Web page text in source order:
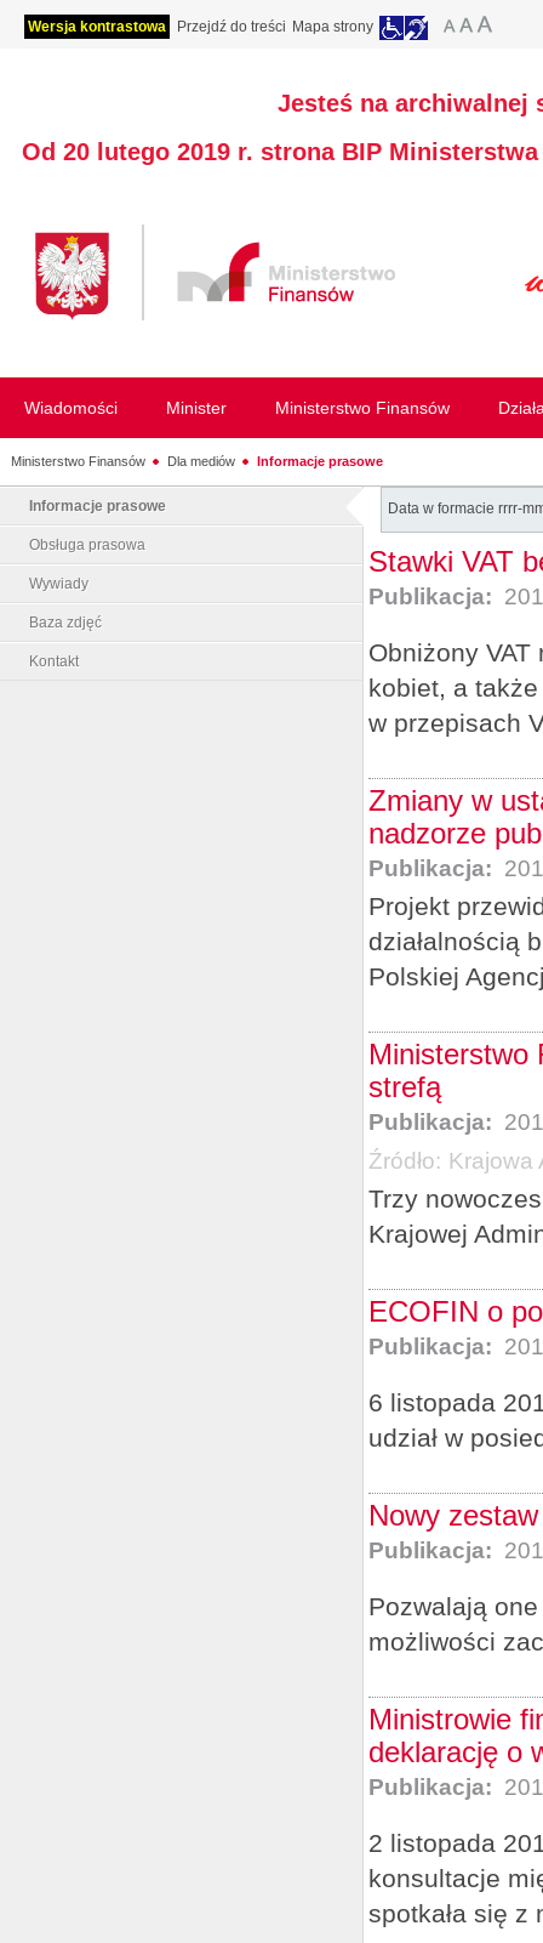
Wersja kontrastowa Przejdź do treści Mapa strony
Jesteś na archiwalnej
Od 20 lutego 2019 r. strona BIP
Wiadomości Minister Ministerstwo Finansów
Ministerstwo Finansów Dla mediów Informacje prasowe
Informacje prasowe
Obsługa prasowa
Wywiady
Baza zdjęć
Kontakt
Data w formacie rrrr-
Stawki VAT
Publikacja:
Obniżony
kobiet, a
w przepisach
Zmiany w
nadzorze
Publikacja:
Projekt
działalnością
Polskiej
Ministerstwo
strefą
Publikacja:
Źródło: Krajowa
Trzy
Krajowej
ECOFIN o
Publikacja:
6 listopada
udział w
Nowy
Publikacja:
Pozwalają
możliwości
Ministrowie
deklarację o
Publikacja:
2 listopada
konsultacje
spotkała się z